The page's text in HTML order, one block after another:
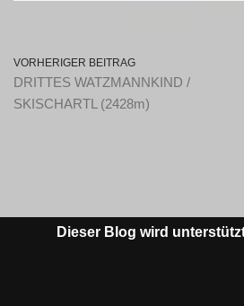
VORHERIGER BEITRAG
DRITTES WATZMANNKIND /
SKISCHARTL (2428m)
Dieser Blog wird